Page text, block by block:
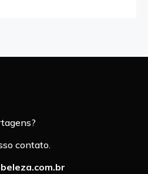
contato.